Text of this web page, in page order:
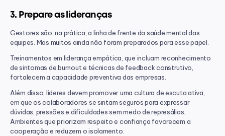
3. Prepare as lideranças
Gestores são, na prática, a linha de frente da saúde mental das
equipes. Mas muitos ainda não foram preparados para esse papel.
Treinamentos em liderança empática, que incluam reconhecimento
de sintomas de burnout e técnicas de feedback construtivo,
fortalecem a capacidade preventiva das empresas.
Além disso, líderes devem promover uma cultura de escuta ativa,
em que os colaboradores se sintam seguros para expressar
dúvidas, pressões e dificuldades sem medo de represálias.
Ambientes que priorizam respeito e confiança favorecem a
cooperação e reduzem o isolamento.